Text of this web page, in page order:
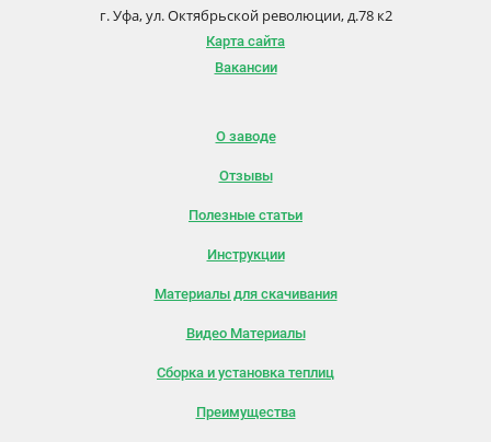
г. Уфа, ул. Октябрьской революции, д.78 к2
Карта сайта
Вакансии
О заводе
Отзывы
Полезные статьи
Инструкции
Материалы для скачивания
Видео Материалы
Сборка и установка теплиц
Преимущества